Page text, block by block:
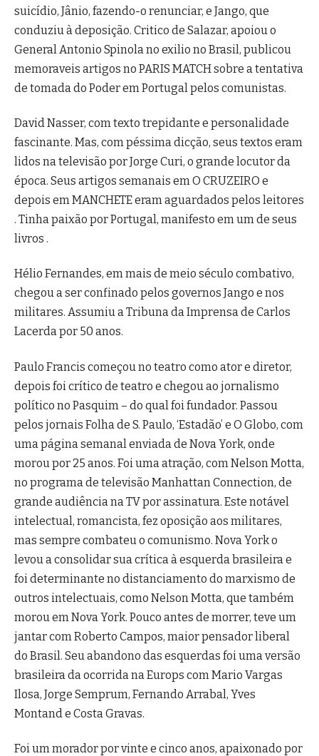
suicídio, Jânio, fazendo-o renunciar, e Jango, que
conduziu à deposição. Critico de Salazar, apoiou o
General Antonio Spinola no exilio no Brasil, publicou
memoraveis artigos no PARIS MATCH sobre a tentativa
de tomada do Poder em Portugal pelos comunistas.
David Nasser, com texto trepidante e personalidade
fascinante. Mas, com péssima dicção, seus textos eram
lidos na televisão por Jorge Curi, o grande locutor da
época. Seus artigos semanais em O CRUZEIRO e
depois em MANCHETE eram aguardados pelos leitores
. Tinha paixão por Portugal, manifesto em um de seus
livros .
Hélio Fernandes, em mais de meio século combativo,
chegou a ser confinado pelos governos Jango e nos
militares. Assumiu a Tribuna da Imprensa de Carlos
Lacerda por 50 anos.
Paulo Francis começou no teatro como ator e diretor,
depois foi crítico de teatro e chegou ao jornalismo
político no Pasquim – do qual foi fundador. Passou
pelos jornais Folha de S. Paulo, ‘Estadão’ e O Globo, com
uma página semanal enviada de Nova York, onde
morou por 25 anos. Foi uma atração, com Nelson Motta,
no programa de televisão Manhattan Connection, de
grande audiência na TV por assinatura. Este notável
intelectual, romancista, fez oposição aos militares,
mas sempre combateu o comunismo. Nova York o
levou a consolidar sua crítica à esquerda brasileira e
foi determinante no distanciamento do marxismo de
outros intelectuais, como Nelson Motta, que também
morou em Nova York. Pouco antes de morrer, teve um
jantar com Roberto Campos, maior pensador liberal
do Brasil. Seu abandono das esquerdas foi uma versão
brasileira da ocorrida na Europs com Mario Vargas
Ilosa, Jorge Semprum, Fernando Arrabal, Yves
Montand e Costa Gravas.
Foi um morador por vinte e cinco anos, apaixonado por